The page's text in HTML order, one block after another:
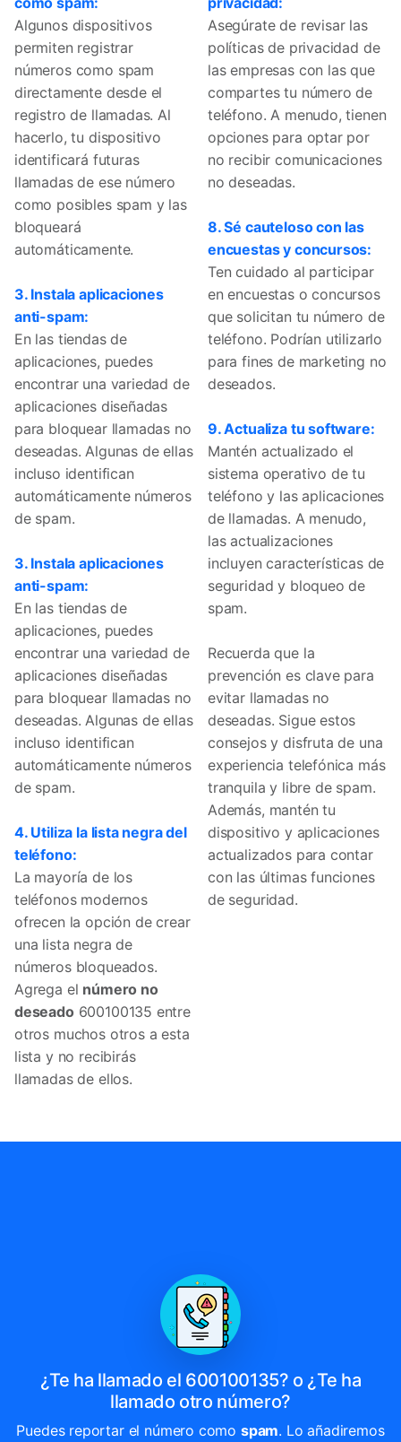
Algunos dispositivos
permiten registrar
números como spam
directamente desde el
registro de llamadas. Al
hacerlo, tu dispositivo
identificará futuras
llamadas de ese número
como posibles spam y las
bloqueará
automáticamente.
3. Instala aplicaciones
anti-spam:
En las tiendas de
aplicaciones, puedes
encontrar una variedad de
aplicaciones diseñadas
para bloquear llamadas no
deseadas. Algunas de ellas
incluso identifican
automáticamente números
de spam.
3. Instala aplicaciones
anti-spam:
En las tiendas de
aplicaciones, puedes
encontrar una variedad de
aplicaciones diseñadas
para bloquear llamadas no
deseadas. Algunas de ellas
incluso identifican
automáticamente números
de spam.
4. Utiliza la lista negra del
teléfono:
La mayoría de los
teléfonos modernos
ofrecen la opción de crear
una lista negra de
números bloqueados.
Agrega el número no
deseado 600100135 entre
otros muchos otros a esta
lista y no recibirás
llamadas de ellos.
Asegúrate de revisar las
políticas de privacidad de
las empresas con las que
compartes tu número de
teléfono. A menudo, tienen
opciones para optar por
no recibir comunicaciones
no deseadas.
8. Sé cauteloso con las
encuestas y concursos:
Ten cuidado al participar
en encuestas o concursos
que solicitan tu número de
teléfono. Podrían utilizarlo
para fines de marketing no
deseados.
9. Actualiza tu software:
Mantén actualizado el
sistema operativo de tu
teléfono y las aplicaciones
de llamadas. A menudo,
las actualizaciones
incluyen características de
seguridad y bloqueo de
spam.
Recuerda que la
prevención es clave para
evitar llamadas no
deseadas. Sigue estos
consejos y disfruta de una
experiencia telefónica más
tranquila y libre de spam.
Además, mantén tu
dispositivo y aplicaciones
actualizados para contar
con las últimas funciones
de seguridad.
¿Te ha llamado el 600100135? o ¿Te ha
llamado otro número?
Puedes reportar el número como spam. Lo añadiremos